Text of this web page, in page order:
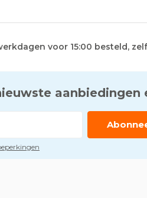
voor 15:00 besteld,
aanbiedingen